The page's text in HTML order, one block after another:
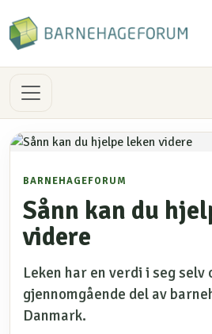
BARNEHAGEFORUM
Sånn kan du
videre
Leken har en verdi i seg
gjennomgående del av
Danmark.